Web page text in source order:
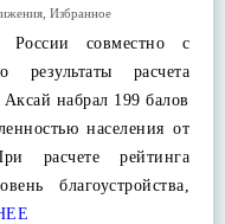
Избранное
России совместно с
расчета
Аксай набрал 199 балов
населения от
расчете рейтинга
благоустройства,